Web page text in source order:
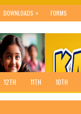
DOWNLOADS » FORMS
12TH 11TH 10TH